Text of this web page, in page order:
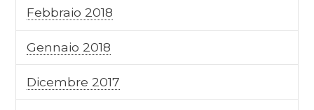
Febbraio 2018
Gennaio 2018
Dicembre 2017